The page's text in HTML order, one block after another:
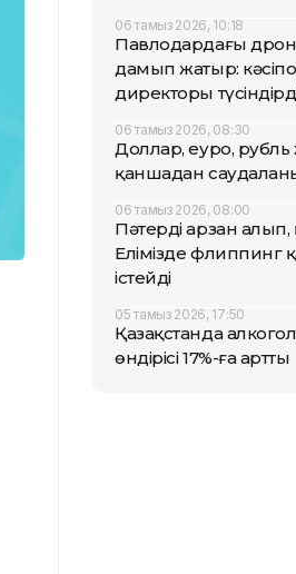
06 тамыз 2026, 10:18
Павлодардағы дрон
дамып жатыр:
директоры
06 тамыз 2026, 08:30
Доллар, еуро,
қаншадан
06 тамыз 2026, 08:00
Пәтерді арзан алып,
Елімізде флиппинг
істейді
05 тамыз 2026, 17:50
Қазақстанда
өндірісі 17%-ға артты